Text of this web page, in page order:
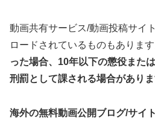
動画共有サービス/動画投稿サイ
ロードされているものもあります
った場合、10年以下の懲役また
刑罰として課される場合があり
海外の無料動画公開ブログ/サイ